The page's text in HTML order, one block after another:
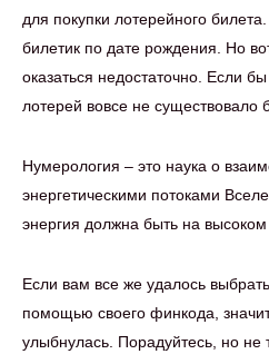
для покупки лотерейного
билетик по дате рождения. Но
оказаться недостаточно. Если
лотерей вовсе не существовало
Нумерология – это наука о
энергетическими потоками
энергия должна быть на высоком
Если вам все же удалось
помощью своего финкода,
улыбнулась. Порадуйтесь, но не